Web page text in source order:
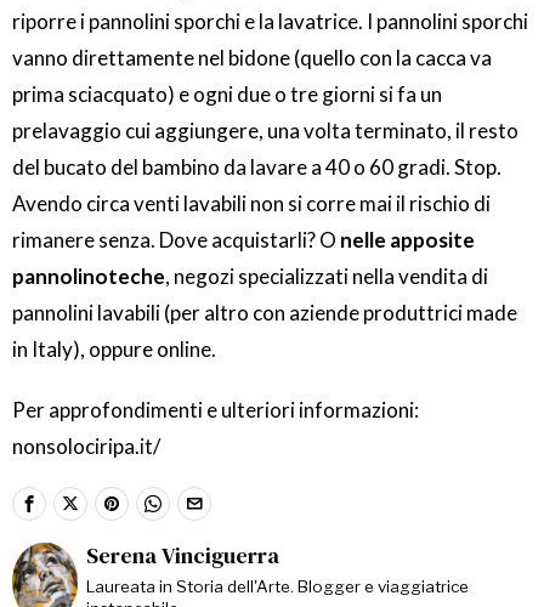
riporre i pannolini sporchi e la lavatrice. I pannolini sporchi
vanno direttamente nel bidone (quello con la cacca va
prima sciacquato) e ogni due o tre giorni si fa un
prelavaggio cui aggiungere, una volta terminato, il resto
del bucato del bambino da lavare a 40 o 60 gradi. Stop.
Avendo circa venti lavabili non si corre mai il rischio di
rimanere senza. Dove acquistarli? O nelle apposite
pannolinoteche, negozi specializzati nella vendita di
pannolini lavabili (per altro con aziende produttrici made
in Italy), oppure online.
Per approfondimenti e ulteriori informazioni:
nonsolociripa.it/
Serena Vinciguerra
Laureata in Storia dell'Arte. Blogger e viaggiatrice